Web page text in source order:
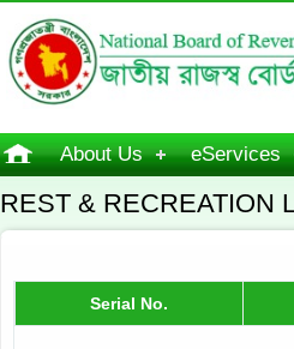
About Us eServices
REST & RECREATION
Serial No.